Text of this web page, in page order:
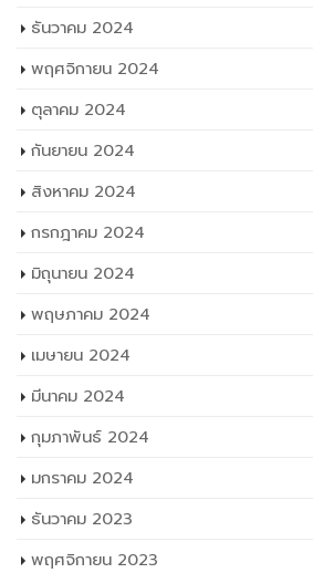
ธันวาคม 2024
พฤศจิกายน 2024
ตุลาคม 2024
กันยายน 2024
สิงหาคม 2024
กรกฎาคม 2024
มิถุนายน 2024
พฤษภาคม 2024
เมษายน 2024
มีนาคม 2024
กุมภาพันธ์ 2024
มกราคม 2024
ธันวาคม 2023
พฤศจิกายน 2023